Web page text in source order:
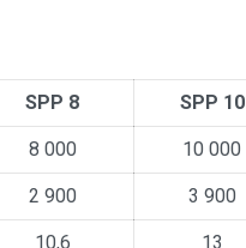
SPP 8 SPP 10
8 000 10 000
2 900 3 900
10,6 13